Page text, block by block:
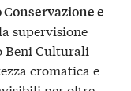
e
supervisione
Beni Culturali
cromatica e